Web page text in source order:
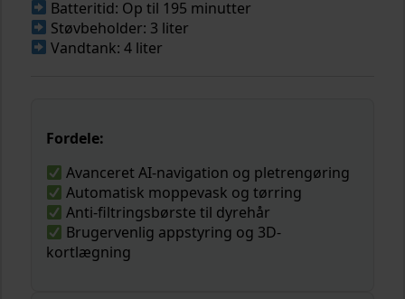
Batteritid: Op til 195 minutter
Støvbeholder: 3 liter
Vandtank: 4 liter
Fordele:
Avanceret AI-navigation og pletrengøring
Automatisk moppevask og tørring
Anti-filtringsbørste til dyrehår
Brugervenlig appstyring og 3D-
kortlægning